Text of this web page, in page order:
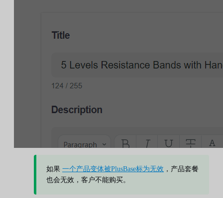
如果 一个产品变体被PlusBase标为无效 ，产品套餐
也会无效，客户不能购买。